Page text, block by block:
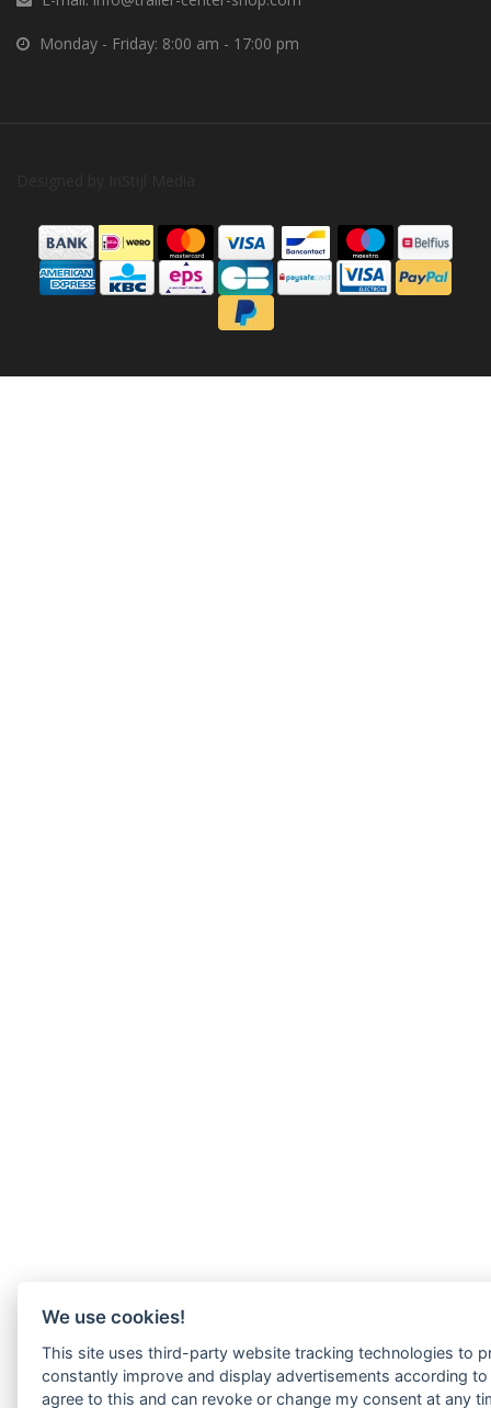
Monday - Friday: 8:00 am - 17:00 pm
We use cookies!
This site uses third-party website tracking technologies to
constantly improve and display advertisements according
agree to this and can revoke or change my consent at any